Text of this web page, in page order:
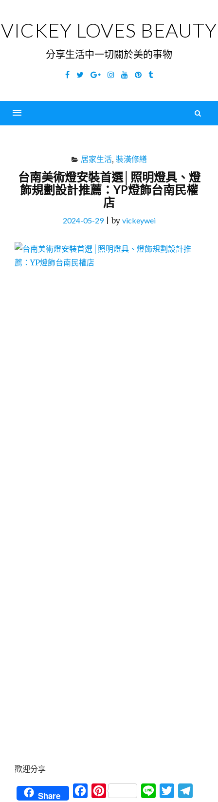
content
VICKEY LOVES BEAUTY
分享生活中一切關於美的事物
Facebook
TwitterGoogleInstagramYouTubePinterest
Tumblr
居家生活, 裝潢修繕
台南美術燈安裝首選│照明燈具、燈
飾規劃設計推薦：YP燈飾台南民權
店
2024-05-29|by vickeywei
歡迎分享
Share FacebookPinterest Line Twitter